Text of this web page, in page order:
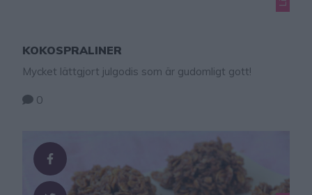
KOKOSPRALINER
Mycket lättgjort julgodis som är gudomligt gott!
0